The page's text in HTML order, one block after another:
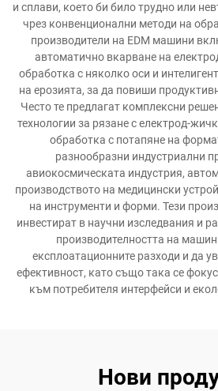
и сплави, което би било трудно или
чрез конвенционални методи на
производители на EDM машини
автоматично вкарване на
обработка с няколко оси и
на ерозията, за да повиши
Често те предлагат комплексни
технологии за рязане с електрод-
обработка с потапяне на
разнообразни индустриални
авиокосмическата индустрия,
производството на медицински
на инструменти и форми. Тези
инвестират в научни изследвания и
производителността на
експлоатационните разходи и да
ефективност, като също така се
към потребителя интерфейси и
Нови